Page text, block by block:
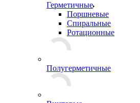
Герметичные
Поршневые
Спиральные
Ротационные
Полугерметичные